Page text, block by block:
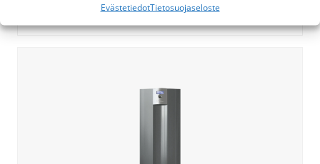
EvästetiedotTietosuojaseloste
6 teholuokkaa 27,5 kW – 68,5 kW